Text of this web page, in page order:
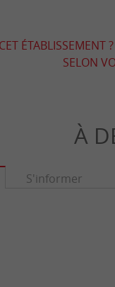
SELON
À
S'informer